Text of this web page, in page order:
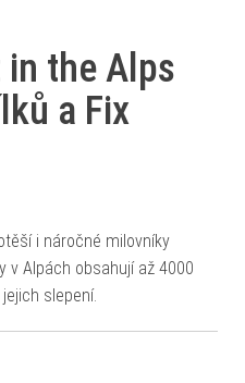
the Alps
a Fix
i náročné milovníky
v Alpách obsahují až 4000
slepení.